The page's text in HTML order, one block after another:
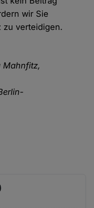
wir Sie
zu verteidigen.
Mahnfitz,